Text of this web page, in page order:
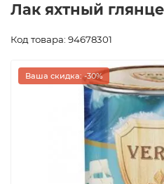
Лак яхтный
Код товара: 94678301
Ваша скидка: -30%